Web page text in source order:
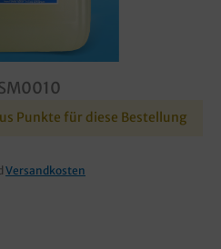
Punkte für diese Bestellung
Versandkosten